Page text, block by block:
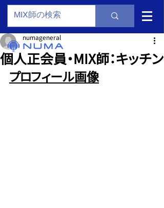
個人正会員・MIX師：キッチン
numageneral
プロフィール画像